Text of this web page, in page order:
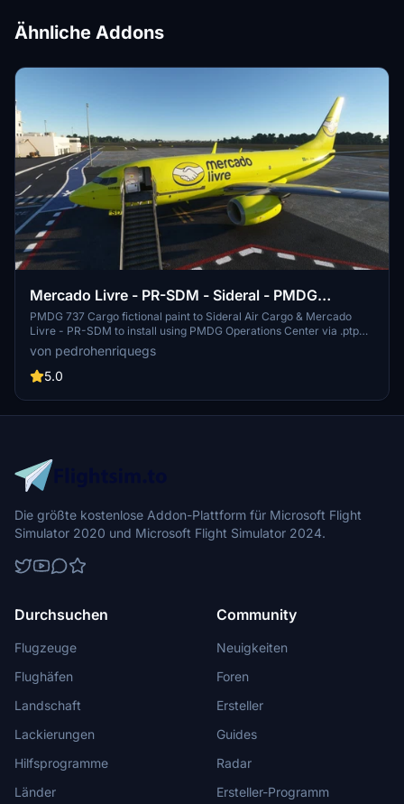
Ähnliche Addons
Mercado Livre - PR-SDM - Sideral - PMDG
B737BDSF
PMDG 737 Cargo fictional paint to Sideral Air Cargo & Mercado
Livre - PR-SDM to install using PMDG Operations Center via .ptp
file. This paint was created inspired in original Boeing 737-4Y0(SF)
used by Sideral Air Cargo, as they have too liveries to Correios
(Brazilian Postal Service) using the same aircraft in real world.
von pedrohenriquegs
5.0
Die größte kostenlose Addon-Plattform für Microsoft Flight
Simulator 2020 und Microsoft Flight Simulator 2024.
Durchsuchen
Flugzeuge
Flughäfen
Landschaft
Lackierungen
Hilfsprogramme
Länder
Community
Neuigkeiten
Foren
Ersteller
Guides
Radar
Ersteller-Programm